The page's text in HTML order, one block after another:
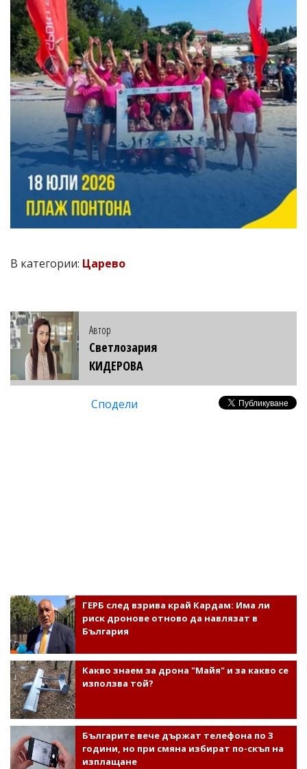
В категории: Царево
Автор
Светлозария
КИДЕРОВА
Сподели
ГЕРБ след взрива край Кардам: Има ли
риск дронове отново да навлязат в
България
Какво знаем за дрона "Майя" и за какво се
използва той?
Българите вече държат телефона по 3
години, но при смяна избират по-скъп на
изплащане